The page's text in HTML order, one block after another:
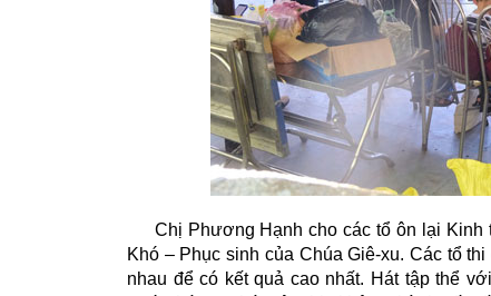
Chị Phương Hạnh cho các tổ ôn lại
Khó – Phục sinh của Chúa Giê-xu. Các tổ
nhau để có kết quả cao nhất. Hát tập thể